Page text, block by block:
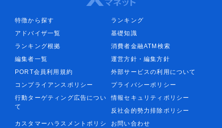
特徴から探す
ランキング
アドバイザ一覧
基礎知識
ランキング根拠
消費者金融ATM検索
編集者一覧
運営方針・編集方針
PORT会員利用規約
外部サービスの利用について
コンプライアンスポリシー
プライバシーポリシー
行動ターゲティング広告につい
て
情報セキュリティポリシー
反社会的勢力排除ポリシー
カスタマーハラスメントポリシ
お問い合わせ